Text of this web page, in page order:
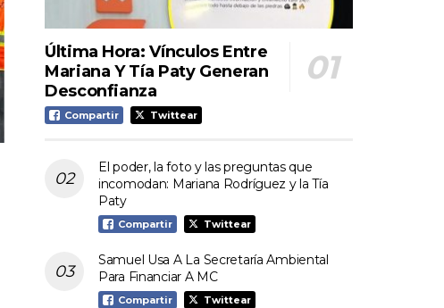
Última Hora: Vínculos Entre
Mariana Y Tía Paty Generan
Desconfianza
Compartir Twittear
El poder, la foto y las preguntas que
incomodan: Mariana Rodríguez y la Tía
Paty
Compartir Twittear
Samuel Usa A La Secretaría Ambiental
Para Financiar A MC
Compartir Twittear